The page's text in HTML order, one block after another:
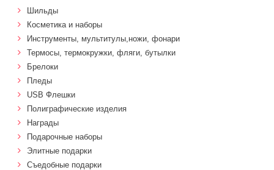
Шильды
Косметика и наборы
Инструменты, мультитулы,ножи, фонари
Термосы, термокружки, фляги, бутылки
Брелоки
Пледы
USB Флешки
Полиграфические изделия
Награды
Подарочные наборы
Элитные подарки
Cъедобные подарки